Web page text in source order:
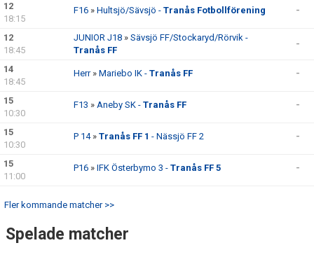
KIOSKSCHEMA 2026
12
18:15
F16 » Hultsjö/Sävsjö - Tranås Fotbollförening -
12
18:45
JUNIOR J18 » Sävsjö FF/Stockaryd/Rörvik -
Tranås FF
-
14
18:45
Herr» Mariebo IK - Tranås FF -
15
10:30
F13 » Aneby SK - Tranås FF -
15
10:30
P 14» Tranås FF 1 - Nässjö FF 2 -
15
11:00
P16 » IFK Österbymo 3 - Tranås FF 5 -
Fler kommande matcher >>
Spelade matcher